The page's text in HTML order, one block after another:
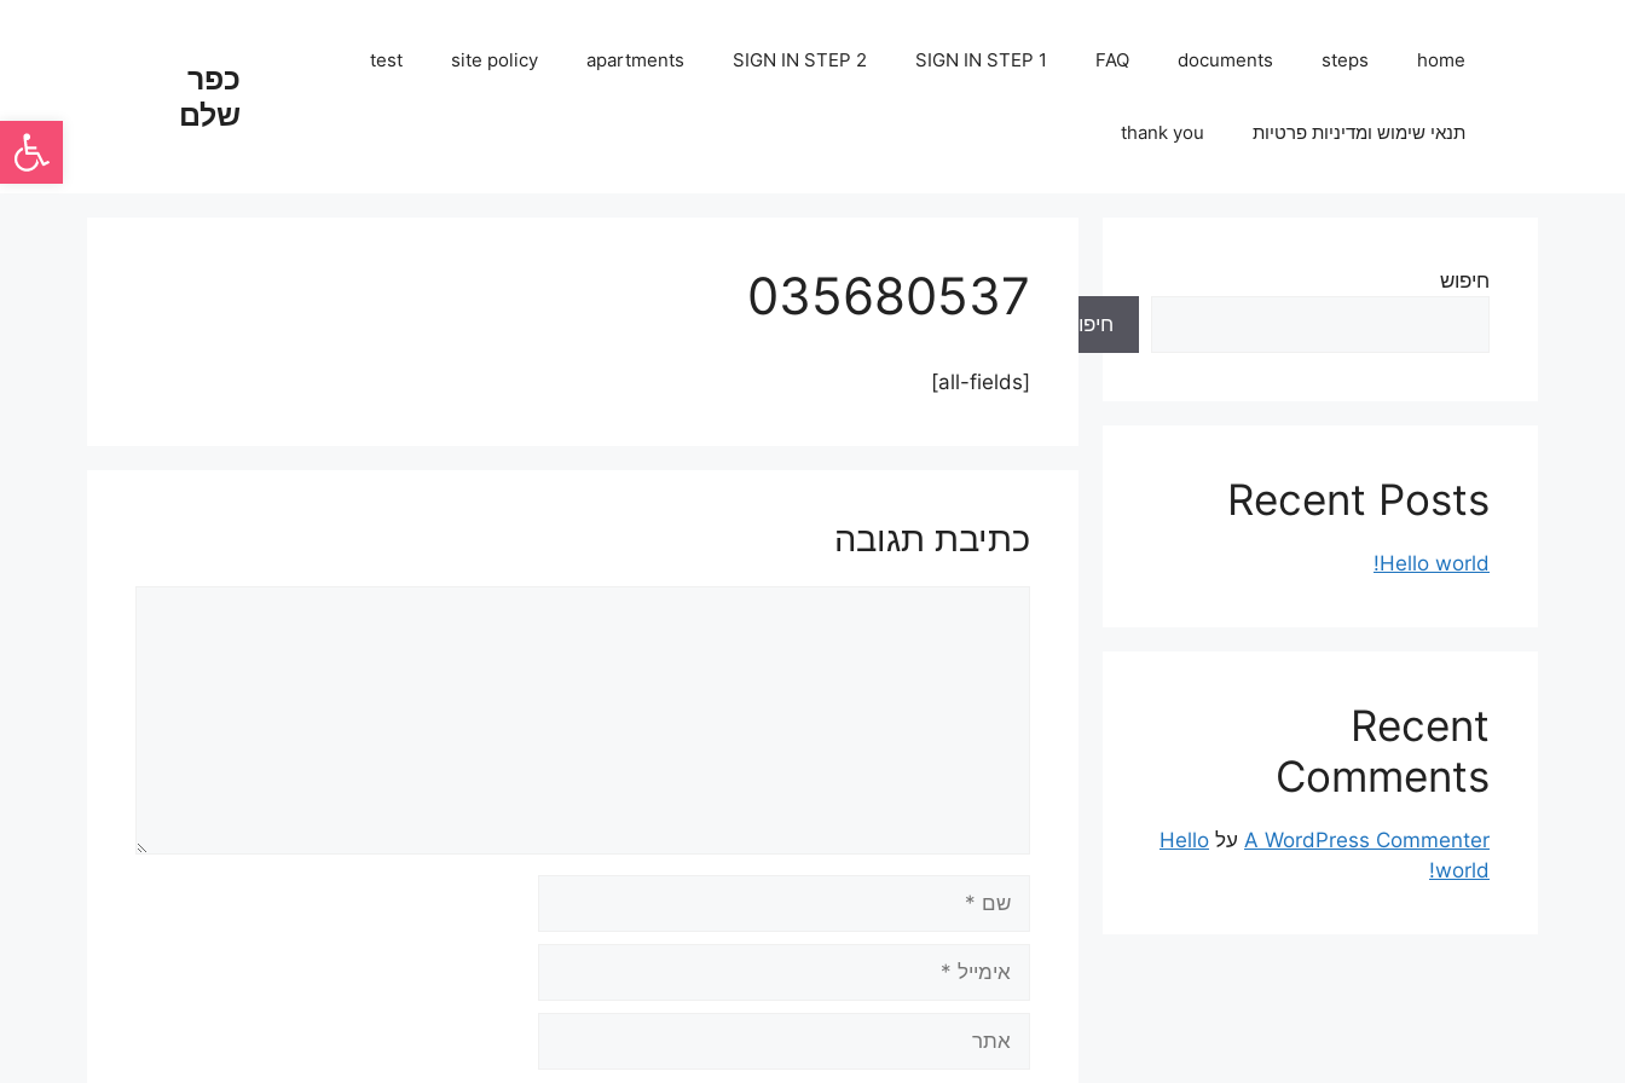
פתח
כפר
שלם
home
steps
documents
FAQ
SIGN IN STEP 1
SIGN IN STEP 2
apartments
site policy
test
תנאי שימוש ומדיניות פרטיות thank you
035680537
[all-fields]
כתיבת תגובה
חיפוש
חיפוש
Recent Posts
Hello world!
Recent
Comments
A WordPress Commenter על Hello
world!